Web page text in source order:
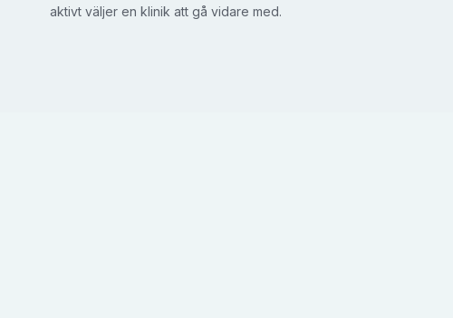
aktivt väljer en klinik att gå vidare med.